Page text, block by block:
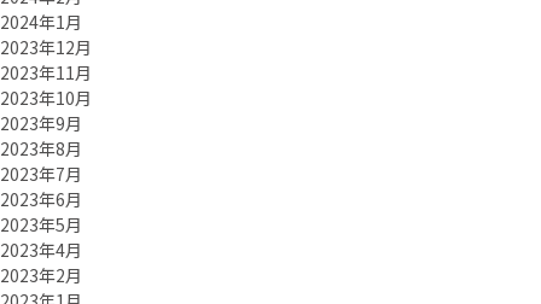
2024年1月
2023年12月
2023年11月
2023年10月
2023年9月
2023年8月
2023年7月
2023年6月
2023年5月
2023年4月
2023年2月